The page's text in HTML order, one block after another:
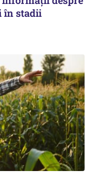
în stadii